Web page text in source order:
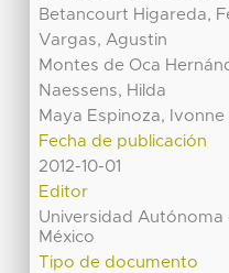
Betancourt Higareda,
Vargas, Agustin
Montes de Oca
Naessens, Hilda
Maya Espinoza, Ivonne
Fecha de publicación
2012-10-01
Editor
Universidad Autónoma
México
Tipo de documento